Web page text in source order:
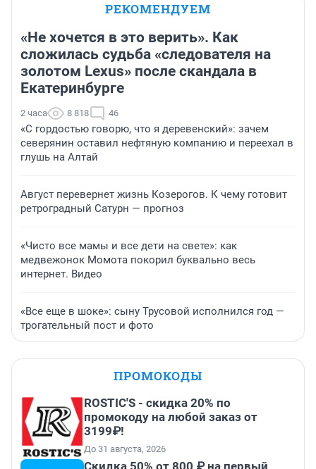
РЕКОМЕНДУЕМ
«Не хочется в это верить». Как
сложилась судьба «следователя на
золотом Lexus» после скандала в
Екатеринбурге
2 часа 8 818 46
«С гордостью говорю, что я деревенский»: зачем
северянин оставил нефтяную компанию и переехал в
глушь на Алтай
Август перевернет жизнь Козерогов. К чему готовит
ретроградный Сатурн — прогноз
«Чисто все мамы и все дети на свете»: как
медвежонок Момота покорил буквально весь
интернет. Видео
«Все еще в шоке»: сыну Трусовой исполнился год —
трогательный пост и фото
ПРОМОКОДЫ
ROSTIC'S - скидка 20% по
промокоду на любой заказ от
3199₽!
До 31 августа, 2026